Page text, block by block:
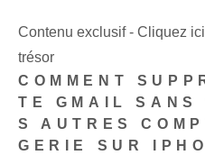
Contenu exclusif - Cliquez
trésor
COMMENT
TE GMAIL SANS
S AUTRES
GERIE SUR